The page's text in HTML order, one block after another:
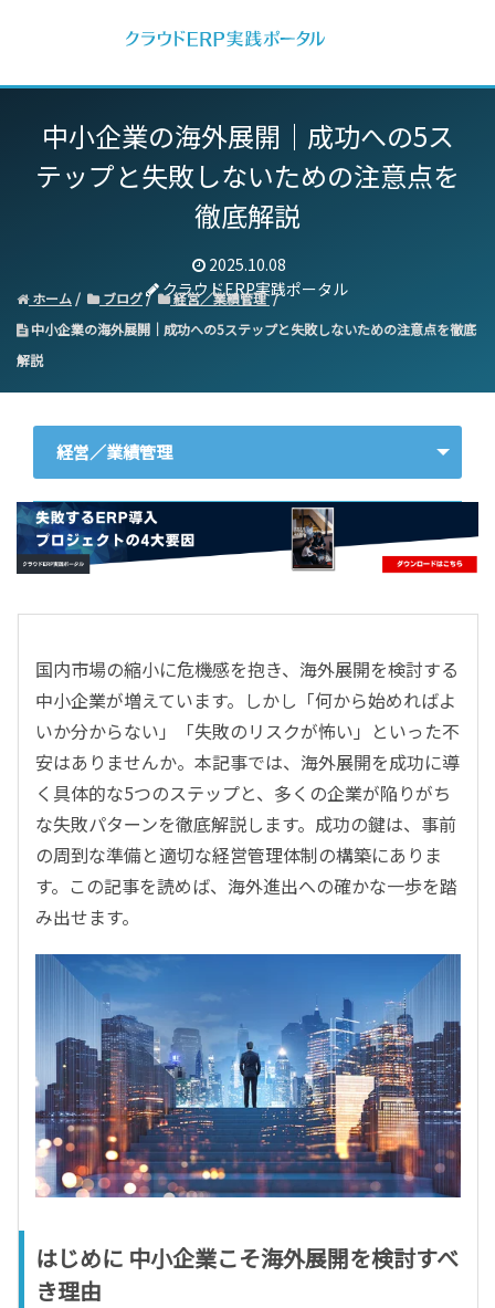
中小企業の海外展開｜ 成功への5ス
テップと失敗しないための注意点を
徹底解説
2025.10.08
クラウドERP実践ポータル
ホーム ブログ
経営／業績管理
中小企業の海外展開｜成功への5ステップと失敗しないための注意点を徹底
解説
経営／業績管理
ERP
会計
CRM／営業支援／Eコマース
DX（2025年の崖）／クラウドコンピューティング
データ分析／BI
ガバナンス／リスク管理
BPR／業務改善
国内市場の縮小に危機感を抱き、海外展開を検討する
中小企業が増えています。しかし「何から始めればよ
いか分からない」「失敗のリスクが怖い」といった不
安はありませんか。本記事では、海外展開を成功に導
く具体的な5つのステップと、多くの企業が陥りがち
な失敗パターンを徹底解説します。成功の鍵は、事前
の周到な準備と適切な経営管理体制の構築にありま
す。この記事を読めば、海外進出への確かな一歩を踏
み出せます。
はじめに 中小企業こそ海外展開を検討すべ
き理由